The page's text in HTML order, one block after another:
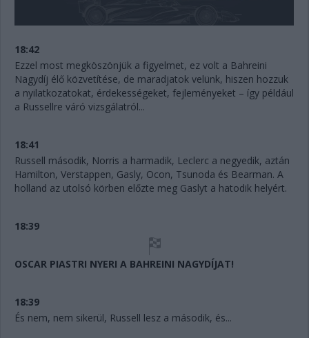
18:42
Ezzel most megköszönjük a figyelmet, ez volt a Bahreini
Nagydíj élő közvetítése, de maradjatok velünk, hiszen hozzuk
a nyilatkozatokat, érdekességeket, fejleményeket – így például
a Russellre váró vizsgálatról...
18:41
Russell második, Norris a harmadik, Leclerc a negyedik, aztán
Hamilton, Verstappen, Gasly, Ocon, Tsunoda és Bearman. A
holland az utolsó körben előzte meg Gaslyt a hatodik helyért.
18:39
OSCAR PIASTRI NYERI A BAHREINI NAGYDÍJAT!
18:39
És nem, nem sikerül, Russell lesz a második, és...